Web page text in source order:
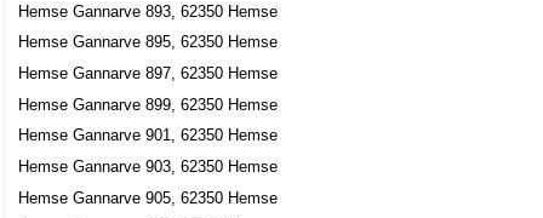
Hemse Gannarve 893, 62350 Hemse
Hemse Gannarve 895, 62350 Hemse
Hemse Gannarve 897, 62350 Hemse
Hemse Gannarve 899, 62350 Hemse
Hemse Gannarve 901, 62350 Hemse
Hemse Gannarve 903, 62350 Hemse
Hemse Gannarve 905, 62350 Hemse